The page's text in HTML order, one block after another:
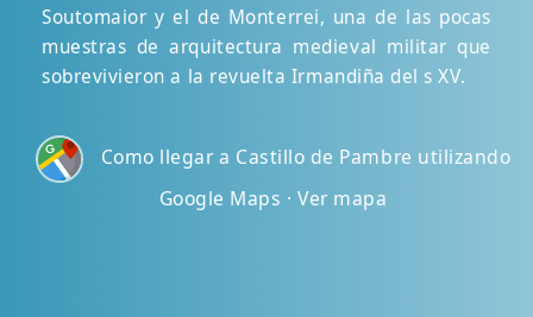
Soutomaior y el de Monterrei, una de las pocas
muestras de arquitectura medieval militar que
sobrevivieron a la revuelta Irmandiña del s XV.
Como llegar a Castillo de Pambre utilizando
Google Maps · Ver mapa